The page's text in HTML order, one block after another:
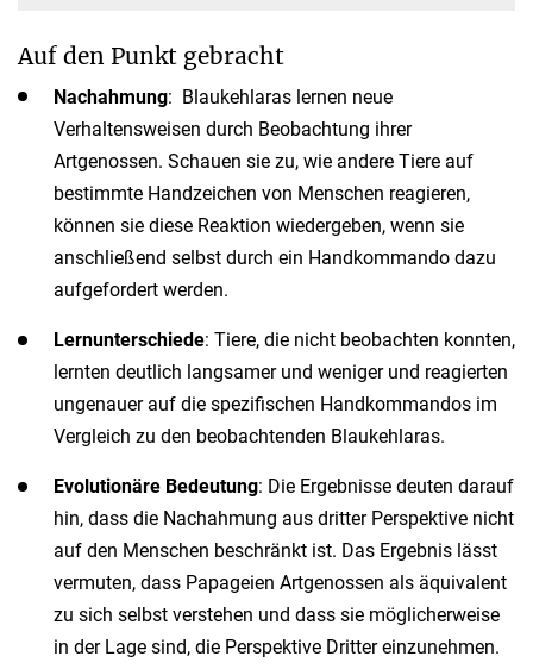
Auf den Punkt gebracht
Nachahmung: Blaukehlaras lernen neue
Verhaltensweisen durch Beobachtung ihrer
Artgenossen. Schauen sie zu, wie andere Tiere auf
bestimmte Handzeichen von Menschen reagieren,
können sie diese Reaktion wiedergeben, wenn sie
anschließend selbst durch ein Handkommando dazu
aufgefordert werden.
Lernunterschiede: Tiere, die nicht beobachten konnten,
lernten deutlich langsamer und weniger und reagierten
ungenauer auf die spezifischen Handkommandos im
Vergleich zu den beobachtenden Blaukehlaras.
Evolutionäre Bedeutung: Die Ergebnisse deuten darauf
hin, dass die Nachahmung aus dritter Perspektive nicht
auf den Menschen beschränkt ist. Das Ergebnis lässt
vermuten, dass Papageien Artgenossen als äquivalent
zu sich selbst verstehen und dass sie möglicherweise
in der Lage sind, die Perspektive Dritter einzunehmen.